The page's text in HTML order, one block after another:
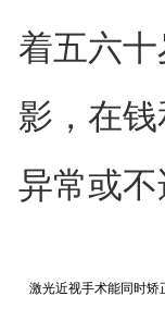
着五六
影，在
异常或
激光近视手术能同时矫